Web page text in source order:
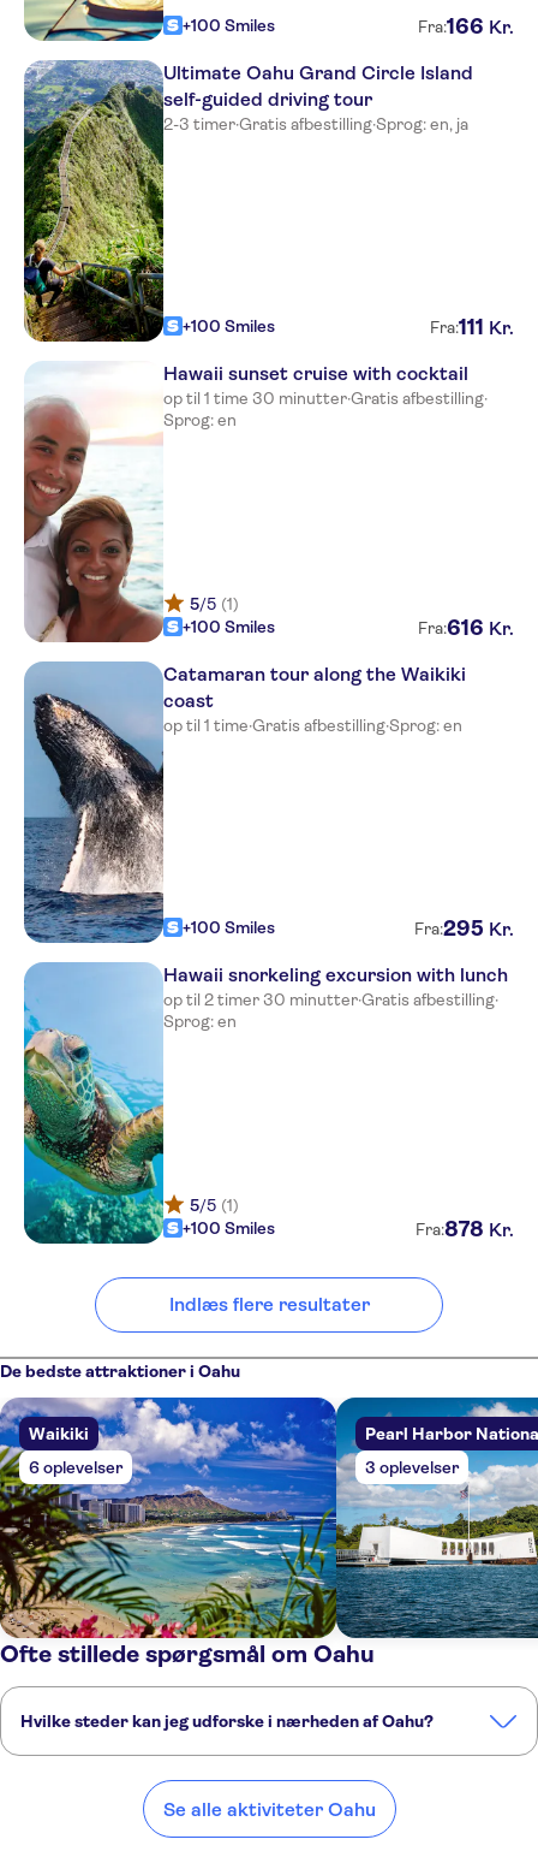
+100 Smiles Fra:166 Kr.
Ultimate Oahu Grand Circle Island
self-guided driving tour
2-3 timer·Gratis afbestilling·Sprog: en, ja
+100 Smiles Fra:111 Kr.
Hawaii sunset cruise with cocktail
op til 1 time 30 minutter·Gratis afbestilling·
Sprog: en
5/5 (1)
+100 Smiles
Fra:616 Kr.
Catamaran tour along the Waikiki
coast
op til 1 time·Gratis afbestilling·Sprog: en
+100 Smiles Fra:295 Kr.
Hawaii snorkeling excursion with lunch
op til 2 timer 30 minutter·Gratis afbestilling·
Sprog: en
5/5 (1)
+100 Smiles
Fra:878 Kr.
Indlæs flere resultater
De bedste attraktioner i Oahu
Waikiki
6 oplevelser
Pearl Harbor
3 oplevelser
Ofte stillede spørgsmål om Oahu
Hvilke steder kan jeg udforske i nærheden af Oahu?
Fort Bragg, California
Se alle aktiviteter Oahu